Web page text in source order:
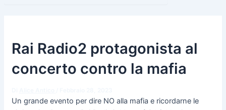
Rai Radio2 protagonista al
concerto contro la mafia
Un grande evento per dire NO alla mafia e ricordarne le